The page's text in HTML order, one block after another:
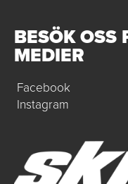
BESÖK OSS
MEDIER
Facebook
Instagram